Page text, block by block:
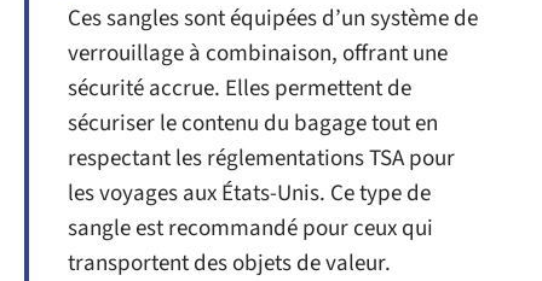
Ces sangles sont équipées d’un système de
verrouillage à combinaison, offrant une
sécurité accrue. Elles permettent de
sécuriser le contenu du bagage tout en
respectant les réglementations TSA pour
les voyages aux États-Unis. Ce type de
sangle est recommandé pour ceux qui
transportent des objets de valeur.